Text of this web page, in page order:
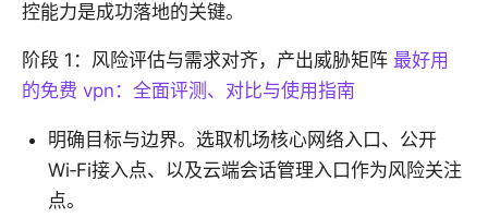
控能力是成功落地的关键。
阶段 1：风险评估与需求对齐，产出威胁矩阵 最好用
的免费 vpn：全面评测、对比与使用指南
明确目标与边界。选取机场核心网络入口、公开
Wi‑Fi接入点、以及云端会话管理入口作为风险关注
点。